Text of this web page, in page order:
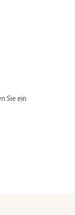
Sie ein